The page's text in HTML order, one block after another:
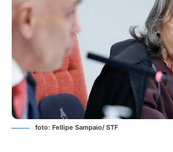
foto: Fellipe Sampaio/ STF